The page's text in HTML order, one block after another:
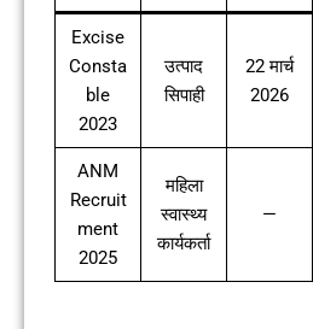
Excise
Consta
ble
2023
उत्पाद
सिपाही
22 मार्च
2026
ANM
Recruit
ment
2025
महिला
स्वास्थ्य
कार्यकर्ता
—